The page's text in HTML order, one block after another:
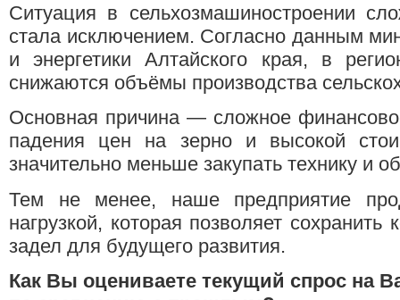
Ситуация в сельхозмашиностроении
стала исключением. Согласно данным
и энергетики Алтайского края, в
снижаются объёмы производства
Основная причина — сложное
падения цен на зерно и высокой
значительно меньше закупать технику и
Тем не менее, наше предприятие
нагрузкой, которая позволяет сохранить
задел для будущего развития.
Как Вы оцениваете текущий спрос на